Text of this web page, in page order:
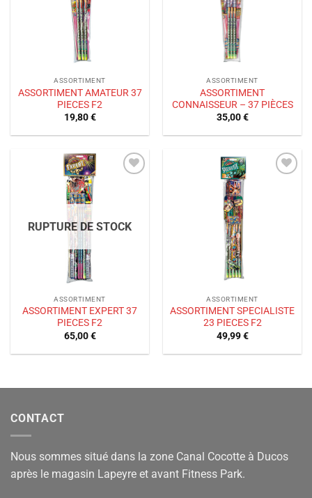
ASSORTIMENT
ASSORTIMENT AMATEUR 37
PIECES F2
19,80€
ASSORTIMENT
ASSORTIMENT
CONNAISSEUR – 37 PIÈCES
35,00€
RUPTURE DE STOCK
ASSORTIMENT
ASSORTIMENT EXPERT 37
PIECES F2
65,00€
ASSORTIMENT
ASSORTIMENT SPECIALISTE
23 PIECES F2
49,99€
CONTACT
Nous sommes situé dans la zone Canal Cocotte à Ducos
après le magasin Lapeyre et avant Fitness Park.